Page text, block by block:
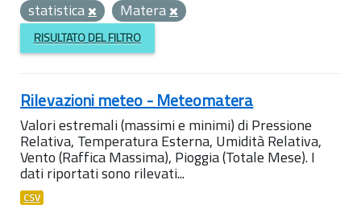
statistica
Matera
RISULTATO DEL FILTRO
Rilevazioni meteo - Meteomatera
Valori estremali (massimi e minimi) di Pressione
Relativa, Temperatura Esterna, Umidità Relativa,
Vento (Raffica Massima), Pioggia (Totale Mese). I
dati riportati sono rilevati...
CSV